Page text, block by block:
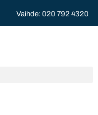
Vaihde: 020 792 4320